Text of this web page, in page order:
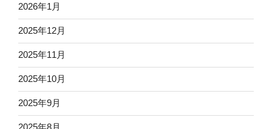
2026年1月
2025年12月
2025年11月
2025年10月
2025年9月